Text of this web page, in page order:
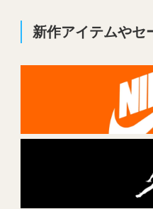
新作アイテムやセ